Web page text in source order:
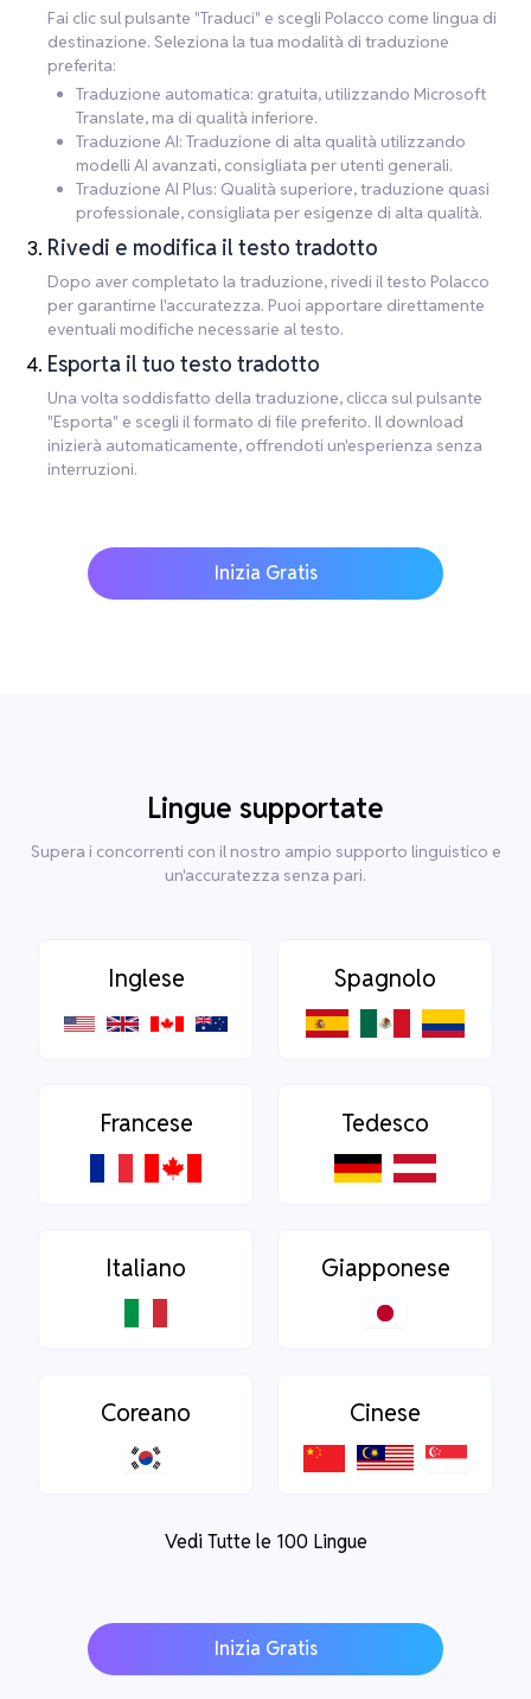
Fai clic sul pulsante "Traduci" e scegli Polacco come lingua di
destinazione. Seleziona la tua modalità di traduzione
preferita:
Traduzione automatica: gratuita, utilizzando Microsoft
Translate, ma di qualità inferiore.
Traduzione AI: Traduzione di alta qualità utilizzando
modelli AI avanzati, consigliata per utenti generali.
Traduzione AI Plus: Qualità superiore, traduzione quasi
professionale, consigliata per esigenze di alta qualità.
Rivedi e modifica il testo tradotto
Dopo aver completato la traduzione, rivedi il testo Polacco
per garantirne l'accuratezza. Puoi apportare direttamente
eventuali modifiche necessarie al testo.
Esporta il tuo testo tradotto
Una volta soddisfatto della traduzione, clicca sul pulsante
"Esporta" e scegli il formato di file preferito. Il download
inizierà automaticamente, offrendoti un'esperienza senza
interruzioni.
Inizia Gratis
Lingue supportate
Supera i concorrenti con il nostro ampio supporto linguistico e
un'accuratezza senza pari.
Inglese Spagnolo
Francese Tedesco
Italiano Giapponese
Coreano Cinese
Vedi Tutte le 100 Lingue
Inizia Gratis